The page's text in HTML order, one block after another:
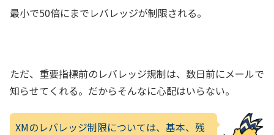
最小で50倍にまでレバレッジが制限される。
ただ、重要指標前のレバレッジ規制は、数日前にメールで
知らせてくれる。だからそんなに心配はいらない。
XMのレバレッジ制限については、基本、残